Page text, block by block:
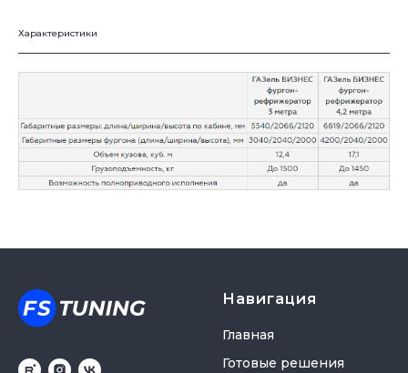
Характеристики
Навигация
Главная
Готовые решения